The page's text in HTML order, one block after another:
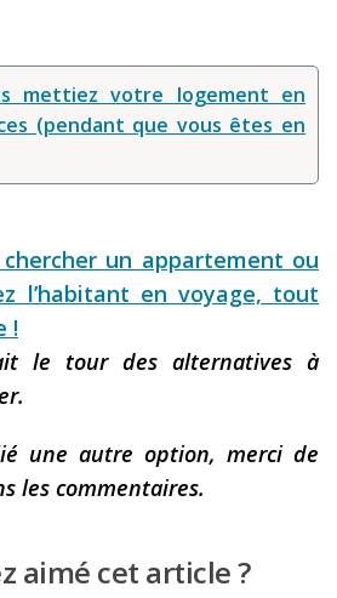
mettiez votre logement en
(pendant que vous êtes en
un appartement ou
l’habitant en voyage, tout
!
le tour des alternatives à
é une autre option, merci de
les commentaires.
aimé cet article ?